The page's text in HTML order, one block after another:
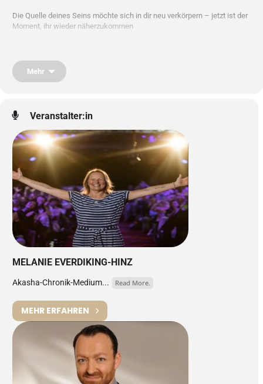
Die Quelle deines Seins möchte sich in dir neu verkörpern – jetzt ist der
Moment, ihr wieder näherzukommen
Dieses 4-tägige Seminar führt dich zurück zu deinen wahrhaftigen
Genen – dem ursprünglichen Bauplan deines Seins. In einem
geschützten Raum erlebst du tiefe Heilung, Neuausrichtung und
Mehr
Veranstalter:in
MELANIE EVERDIKING-HINZ
Akasha-Chronik-Medium... Read More.
MEHR ERFAHREN